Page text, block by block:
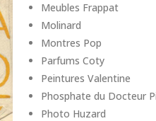
Meubles Frappat
Molinard
Montres Pop
Parfums Coty
Peintures Valentine
Phosphate du Docteur
Photo Huzard